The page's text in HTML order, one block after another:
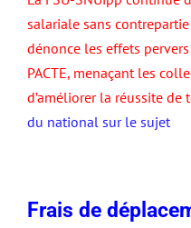
salariale sans
dénonce les effets
PACTE, menaçant les
d’améliorer la réussite de
du national sur le sujet
Frais de